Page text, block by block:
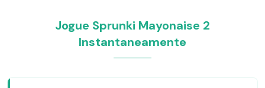
Jogue Sprunki Mayonaise 2
Instantaneamente